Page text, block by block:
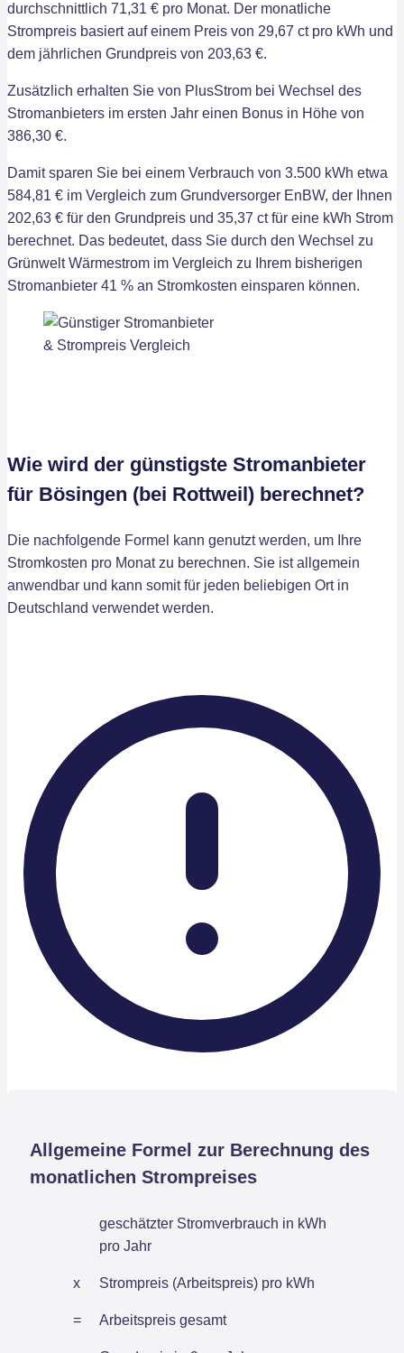
durchschnittlich 71,31 € pro Monat. Der monatliche
Strompreis basiert auf einem Preis von 29,67 ct pro kWh und
dem jährlichen Grundpreis von 203,63 €.
Zusätzlich erhalten Sie von PlusStrom bei Wechsel des
Stromanbieters im ersten Jahr einen Bonus in Höhe von
386,30 €.
Damit sparen Sie bei einem Verbrauch von 3.500 kWh etwa
584,81 € im Vergleich zum Grundversorger EnBW, der Ihnen
202,63 € für den Grundpreis und 35,37 ct für eine kWh Strom
berechnet. Das bedeutet, dass Sie durch den Wechsel zu
Grünwelt Wärmestrom im Vergleich zu Ihrem bisherigen
Stromanbieter 41 % an Stromkosten einsparen können.
Wie wird der günstigste Stromanbieter
für Bösingen (bei Rottweil) berechnet?
Die nachfolgende Formel kann genutzt werden, um Ihre
Stromkosten pro Monat zu berechnen. Sie ist allgemein
anwendbar und kann somit für jeden beliebigen Ort in
Deutschland verwendet werden.
Allgemeine Formel zur Berechnung des
monatlichen Strompreises
geschätzter Stromverbrauch in kWh
pro Jahr
x Strompreis (Arbeitspreis) pro kWh
= Arbeitspreis gesamt